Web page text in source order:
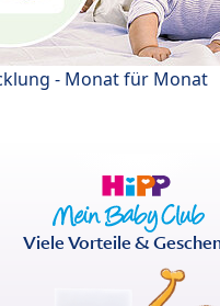
- Monat für Monat
Viele Vorteile &